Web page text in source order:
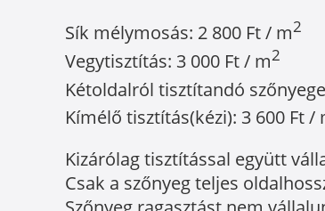
Sík mélymosás: 2 800 Ft / m2
Vegytisztítás: 3 000 Ft / m2
Kétoldalról tisztítandó
Kímélő tisztítás(kézi): 3 600 Ft /
Kizárólag tisztítással együtt
Csak a szőnyeg teljes